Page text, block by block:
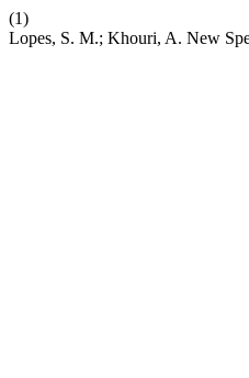
(1)
Lopes, S. M.; Khouri, A. New